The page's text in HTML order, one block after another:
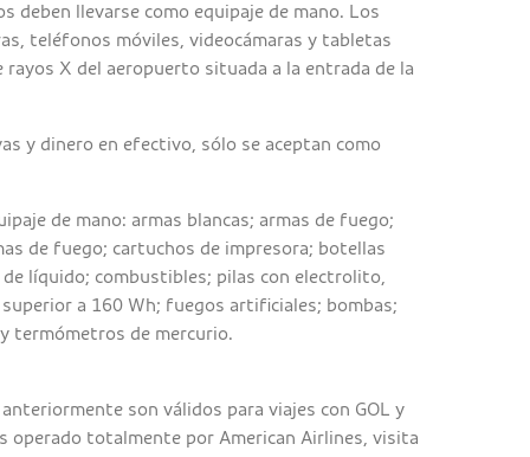
deben llevarse como equipaje de mano. Los
teléfonos móviles, videocámaras y tabletas
rayos X del aeropuerto situada a la entrada de la
y dinero en efectivo, sólo se aceptan como
de mano: armas blancas; armas de fuego;
de fuego; cartuchos de impresora; botellas
líquido; combustibles; pilas con electrolito,
a 160 Wh; fuegos artificiales; bombas;
termómetros de mercurio.
son válidos para viajes con GOL y
operado totalmente por American Airlines, visita